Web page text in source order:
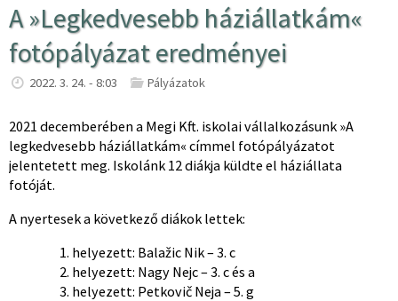
A »Legkedvesebb háziállatkám«
fotópályázat eredményei
2022. 3. 24. - 8:03 Pályázatok
2021 decemberében a Megi Kft. iskolai vállalkozásunk »A
legkedvesebb háziállatkám« címmel fotópályázatot
jelentetett meg. Iskolánk 12 diákja küldte el háziállata
fotóját.
A nyertesek a következő diákok lettek:
helyezett: Balažic Nik – 3. c
helyezett: Nagy Nejc – 3. c és a
helyezett: Petkovič Neja – 5. g